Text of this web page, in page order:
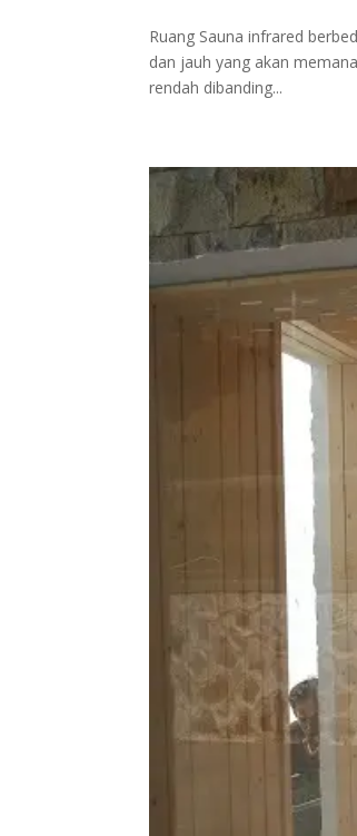
Ruang Sauna infrared
dan jauh yang akan
rendah dibanding...